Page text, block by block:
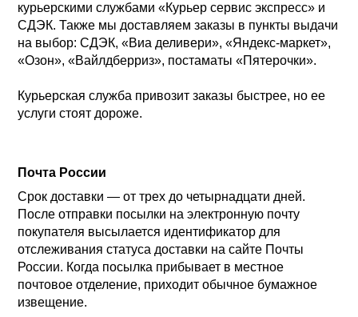
курьерскими службами «Курьер сервис экспресс» и
СДЭК. Также мы доставляем заказы в пункты выдачи
на выбор: СДЭК, «Виа деливери», «Яндекс-маркет»,
«Озон», «Вайлдберриз», постаматы «Пятерочки».
Курьерская служба привозит заказы быстрее, но ее
услуги стоят дороже.
Почта России
Срок доставки — от трех до четырнадцати дней.
После отправки посылки на электронную почту
покупателя высылается идентификатор для
отслеживания статуса доставки на сайте Почты
России. Когда посылка прибывает в местное
почтовое отделение, приходит обычное бумажное
извещение.